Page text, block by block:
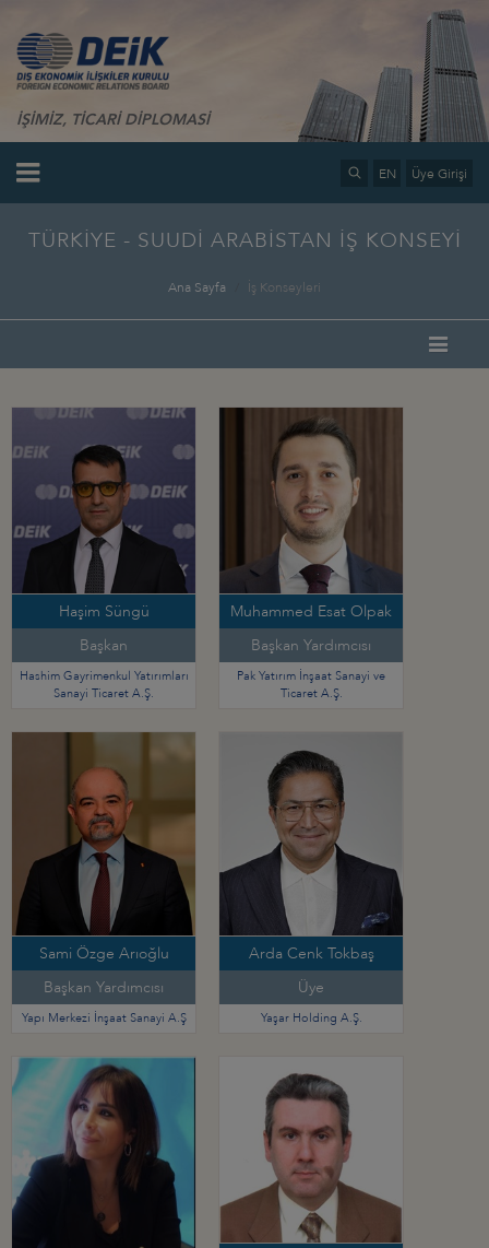
İŞİMİZ, TİCARİ DİPLOMASİ
EN Üye Girişi
TÜRKİYE - SUUDİ ARABİSTAN İŞ KONSEYİ
Ana Sayfa İş Konseyleri
Haşim Süngü
Başkan
Hashim Gayrimenkul Yatırımları
Sanayi Ticaret A.Ş.
Muhammed Esat Olpak
Başkan Yardımcısı
Pak Yatırım İnşaat Sanayi ve
Ticaret A.Ş.
Sami Özge Arıoğlu
Başkan Yardımcısı
Yapı Merkezi İnşaat Sanayi A.Ş
Arda Cenk Tokbaş
Üye
Yaşar Holding A.Ş.